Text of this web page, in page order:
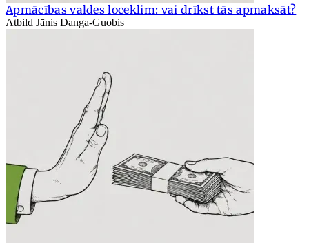
Apmācības valdes loceklim: vai drīkst tās apmaksāt?
Atbild Jānis Danga-Guobis